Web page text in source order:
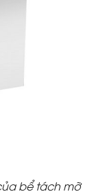
bể tách mỡ